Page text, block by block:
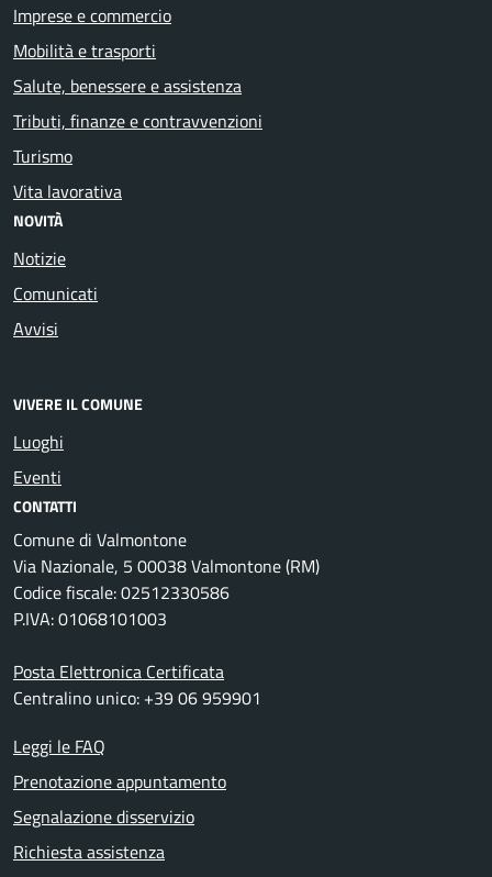
Imprese e commercio
Mobilità e trasporti
Salute, benessere e assistenza
Tributi, finanze e contravvenzioni
Turismo
Vita lavorativa
NOVITÀ
Notizie
Comunicati
Avvisi
VIVERE IL COMUNE
Luoghi
Eventi
CONTATTI
Comune di Valmontone
Via Nazionale, 5 00038 Valmontone (RM)
Codice fiscale: 02512330586
P.IVA: 01068101003
Posta Elettronica Certificata
Centralino unico: +39 06 959901
Leggi le FAQ
Prenotazione appuntamento
Segnalazione disservizio
Richiesta assistenza